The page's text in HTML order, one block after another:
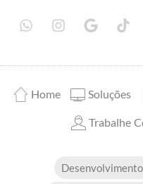
Home Soluções
Trabalhe